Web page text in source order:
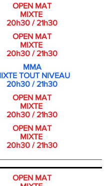
OPEN MAT
MIXTE
20h30 / 21h30
OPEN MAT
MIXTE
20h30 / 21h30
MMA
TOUT NIVEAU
20h30 / 21h30
OPEN MAT
MIXTE
20h30 / 21h30
OPEN MAT
MIXTE
20h30 / 21h30
OPEN MAT